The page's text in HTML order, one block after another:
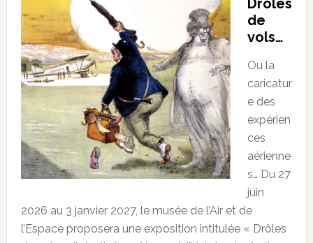
de
vols…
Ou la
caricatur
e des
expérien
ces
aérienne
s… Du 27
juin
2026 au 3 janvier 2027, le musée de l’Air et de
l’Espace proposera une exposition intitulée « Drôles